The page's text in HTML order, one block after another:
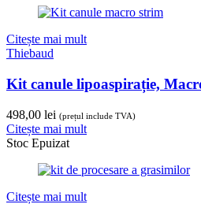
până
Citește mai mult
Thiebaud
Kit canule lipoaspirație,
498,00 lei (prețul include TVA)
Citește mai mult
Stoc Epuizat
Citește mai mult